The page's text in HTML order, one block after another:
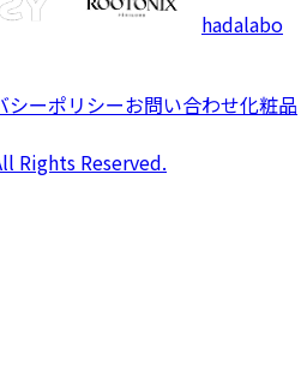
hadalabo
シーポリシーお問い合わせ化粧品
Rights Reserved.